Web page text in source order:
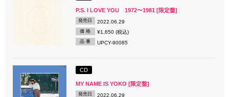
P.S. I LOVE YOU 1972〜1981 [限定盤]
発売日 2022.06.29
価 格 ¥1,650 (税込)
品 番 UPCY-90085
CD
MY NAME IS YOKO [限定盤]
発売日 2022.06.29